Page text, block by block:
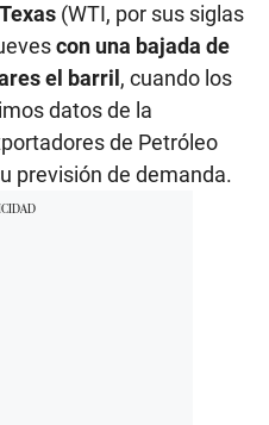
(WTI, por sus siglas
con una bajada de
el barril , cuando los
datos de la
de Petróleo
previsión de demanda.